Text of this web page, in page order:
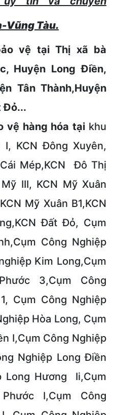
Vũng Tàu.
vệ tại Thị xã bà
Huyện Long Điền,
Tân Thành,Huyện
Đỏ...
vệ hàng hóa tại khu
KCN Đông Xuyên,
Mép,KCN Đô Thị
III, KCN Mỹ Xuân
Mỹ Xuân B1,KCN
Đất Đỏ, Cụm
Công Nghiệp
Kim Long,Cụm
3,Cụm Công
Cụm Công Nghiệp
Hòa Long, Cụm
I,Cụm Công Nghiệp
Nghiệp Long Điền
Long Hương Ii,Cụm
I,Cụm Công